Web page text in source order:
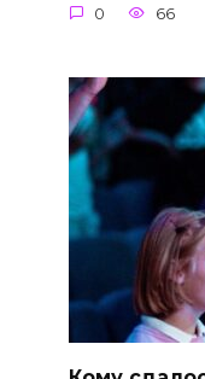
0 66